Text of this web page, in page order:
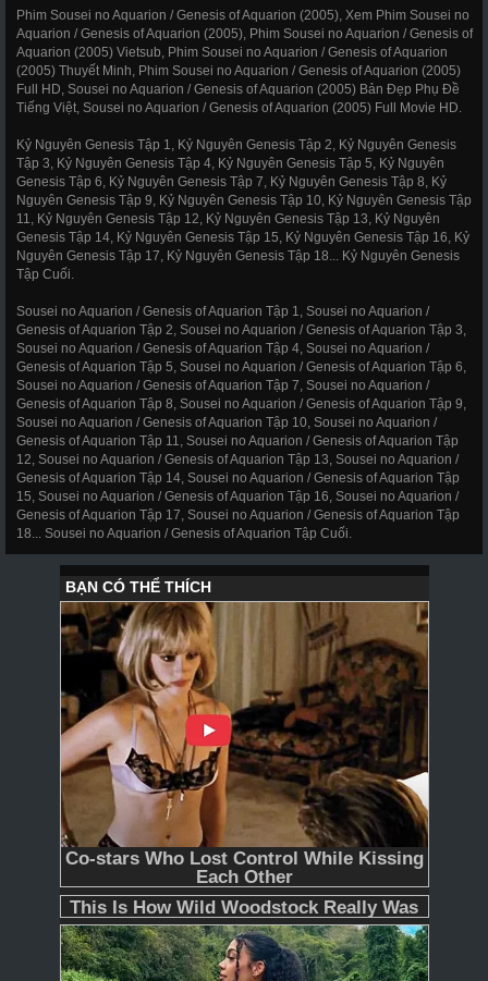
Phim Sousei no Aquarion / Genesis of Aquarion (2005), Xem Phim Sousei no
Aquarion / Genesis of Aquarion (2005), Phim Sousei no Aquarion / Genesis of
Aquarion (2005) Vietsub, Phim Sousei no Aquarion / Genesis of Aquarion
(2005) Thuyết Minh, Phim Sousei no Aquarion / Genesis of Aquarion (2005)
Full HD, Sousei no Aquarion / Genesis of Aquarion (2005) Bản Đẹp Phụ Đề
Tiếng Việt, Sousei no Aquarion / Genesis of Aquarion (2005) Full Movie HD.
Kỷ Nguyên Genesis Tập 1, Kỷ Nguyên Genesis Tập 2, Kỷ Nguyên Genesis
Tập 3, Kỷ Nguyên Genesis Tập 4, Kỷ Nguyên Genesis Tập 5, Kỷ Nguyên
Genesis Tập 6, Kỷ Nguyên Genesis Tập 7, Kỷ Nguyên Genesis Tập 8, Kỷ
Nguyên Genesis Tập 9, Kỷ Nguyên Genesis Tập 10, Kỷ Nguyên Genesis Tập
11, Kỷ Nguyên Genesis Tập 12, Kỷ Nguyên Genesis Tập 13, Kỷ Nguyên
Genesis Tập 14, Kỷ Nguyên Genesis Tập 15, Kỷ Nguyên Genesis Tập 16, Kỷ
Nguyên Genesis Tập 17, Kỷ Nguyên Genesis Tập 18... Kỷ Nguyên Genesis
Tập Cuối.
Sousei no Aquarion / Genesis of Aquarion Tập 1, Sousei no Aquarion /
Genesis of Aquarion Tập 2, Sousei no Aquarion / Genesis of Aquarion Tập 3,
Sousei no Aquarion / Genesis of Aquarion Tập 4, Sousei no Aquarion /
Genesis of Aquarion Tập 5, Sousei no Aquarion / Genesis of Aquarion Tập 6,
Sousei no Aquarion / Genesis of Aquarion Tập 7, Sousei no Aquarion /
Genesis of Aquarion Tập 8, Sousei no Aquarion / Genesis of Aquarion Tập 9,
Sousei no Aquarion / Genesis of Aquarion Tập 10, Sousei no Aquarion /
Genesis of Aquarion Tập 11, Sousei no Aquarion / Genesis of Aquarion Tập
12, Sousei no Aquarion / Genesis of Aquarion Tập 13, Sousei no Aquarion /
Genesis of Aquarion Tập 14, Sousei no Aquarion / Genesis of Aquarion Tập
15, Sousei no Aquarion / Genesis of Aquarion Tập 16, Sousei no Aquarion /
Genesis of Aquarion Tập 17, Sousei no Aquarion / Genesis of Aquarion Tập
18... Sousei no Aquarion / Genesis of Aquarion Tập Cuối.